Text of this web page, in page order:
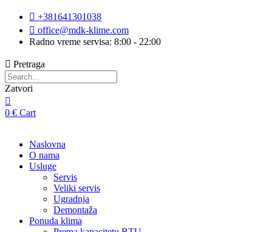
Skip
content
+381641301038
office@mdk-klime.com
Radno vreme servisa: 8:00 - 22:00
Pretraga
Zatvori
0 € Cart
Naslovna
O nama
Usluge
Servis
Veliki servis
Ugradnja
Demontaža
Ponuda klima